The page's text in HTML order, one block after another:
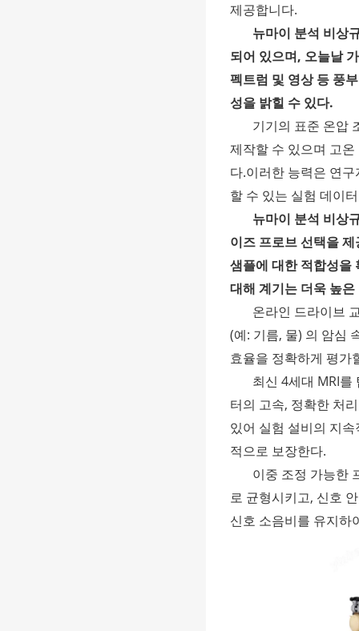
제공합니다.
뉴마이 분석 비상
되어 있으며, 오늘날
펙트럼 및 영상 등 풍
성을 밝힐 수 있다.
기기의 표준 온압
제작할 수 있으며 고
다.이러한 능력은 연
할 수 있는 실험 데이
뉴마이 분석 비상
이즈 프로브 선택을
샘플에 대한 적합성을
대해 계기는 더욱 높
온라인 드라이브
(예: 기름, 물) 의 암심
효율을 정확하게 평가
최신 4세대 MRI
터의 고속, 정확한 처
있어 실험 설비의 지
적으로 보장한다.
이중 조정 가능한
로 균형시키고, 신호
신호 소음비를 유지하